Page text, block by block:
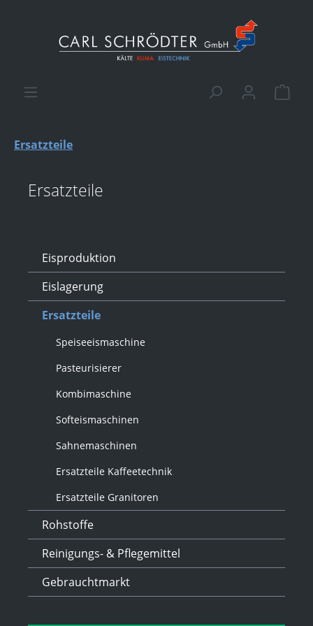
Ersatzteile
Ersatzteile
Eisproduktion
Eislagerung
Ersatzteile
Speiseeismaschine
Pasteurisierer
Kombimaschine
Softeismaschinen
Sahnemaschinen
Ersatzteile Kaffeetechnik
Ersatzteile Granitoren
Rohstoffe
Reinigungs- & Pflegemittel
Gebrauchtmarkt